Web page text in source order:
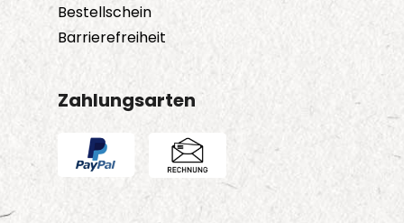
Bestellschein
Barrierefreiheit
Zahlungsarten